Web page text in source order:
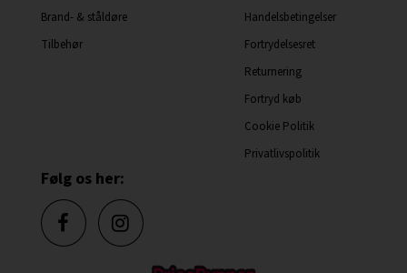
Brand- & ståldøre
Tilbehør
Handelsbetingelser
Fortrydelsesret
Returnering
Fortryd køb
Cookie Politik
Privatlivspolitik
Følg os her: